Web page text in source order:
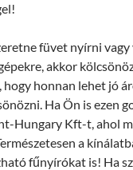
füvet nyírni vagy
akkor
hogy honnan lehet jó
Ha Ön is ezen
Hungary Kft-t, ahol
a
fűnyírókat is! Ha